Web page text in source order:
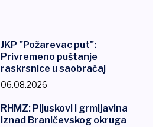
JKP "Požarevac put":
Privremeno puštanje
raskrsnice u saobraćaj
06.08.2026
RHMZ: Pljuskovi i grmljavina
iznad Braničevskog okruga